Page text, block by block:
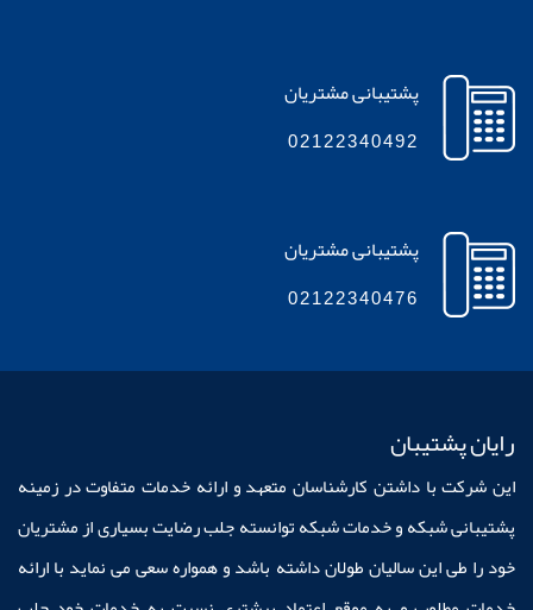
پشتیبانی مشتریان
02122340492
پشتیبانی مشتریان
02122340476
رایان پشتیبان
این شرکت با داشتن کارشناسان متعهد و ارائه خدمات متفاوت در زمینه
پشتیبانی شبکه و خدمات شبکه توانسته جلب رضایت بسیاری از مشتریان
خود را طی این سالیان طولان داشته باشد و همواره سعی می نماید با ارائه